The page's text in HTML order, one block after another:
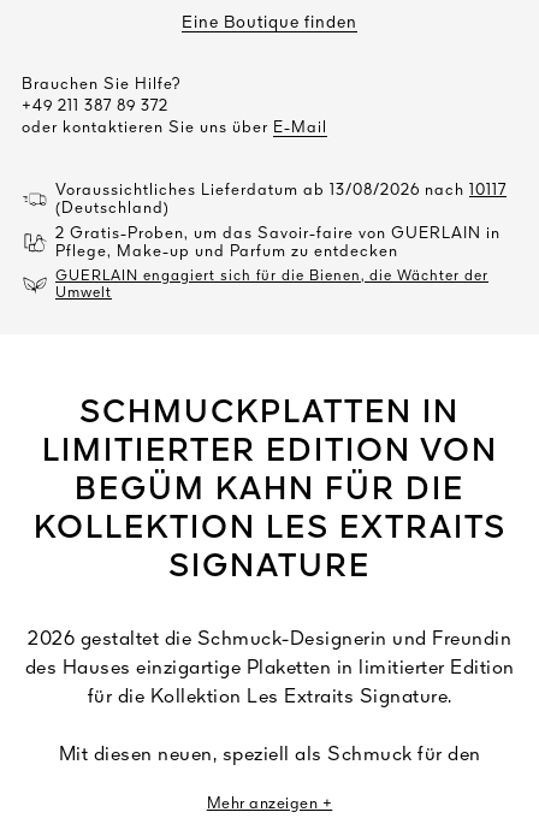
Eine Boutique finden
Brauchen Sie Hilfe?
+49 211 387 89 372
oder kontaktieren Sie uns über E-Mail
Voraussichtliches Lieferdatum ab 13/08/2026 nach
10117
(Deutschland)
2 Gratis-Proben, um das Savoir-faire von GUERLAIN in
Pflege, Make-up und Parfum zu entdecken
GUERLAIN engagiert sich für die Bienen, die Wächter der
Umwelt
SCHMUCKPLATTEN IN
LIMITIERTER EDITION VON
BEGÜM KAHN FÜR DIE
KOLLEKTION LES EXTRAITS
SIGNATURE
2026 gestaltet die Schmuck-Designerin und Freundin
des Hauses einzigartige Plaketten in limitierter Edition
für die Kollektion Les Extraits Signature.
Mit diesen neuen, speziell als Schmuck für den
werden die 6 Blüten und Rohstoffe für die Guerlinade
Mehr anzeigen +